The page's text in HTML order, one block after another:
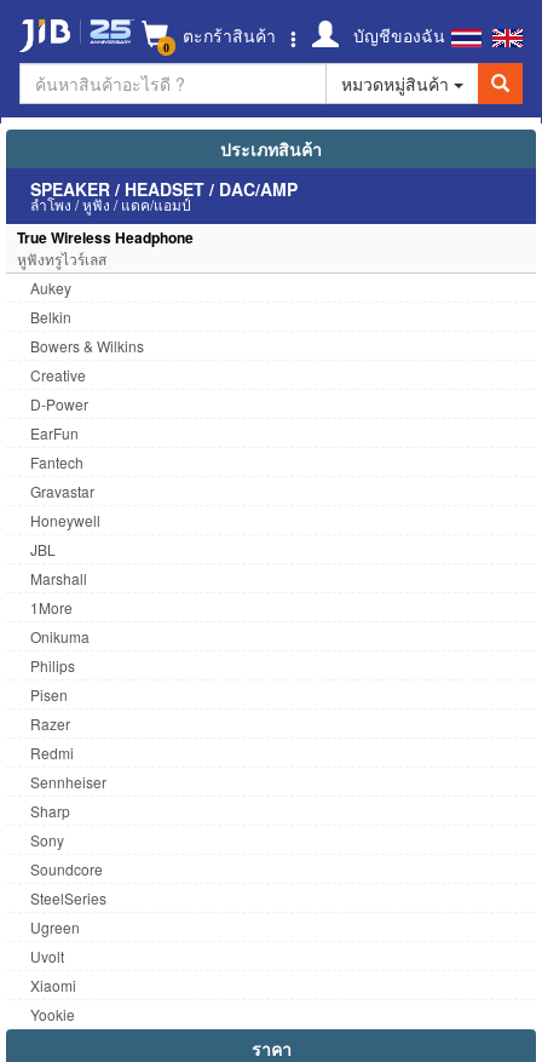
0 ตะกร้าสินค้า
บัญชีของฉัน
หมวดหมู่สินค้า
ประเภทสินค้า
SPEAKER / HEADSET / DAC/AMP
ลำโพง / หูฟัง / แดค/แอมป์
True Wireless Headphone
หูฟังทรูไวร์เลส
Aukey
Belkin
Bowers & Wilkins
Creative
D-Power
EarFun
Fantech
Gravastar
Honeywell
JBL
Marshall
1More
Onikuma
Philips
Pisen
Razer
Redmi
Sennheiser
Sharp
Sony
Soundcore
SteelSeries
Ugreen
Uvolt
Xiaomi
Yookie
ราคา